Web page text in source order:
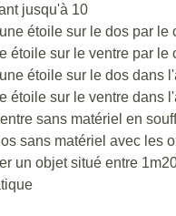
jusqu'à 10
étoile sur le dos par le
étoile sur le ventre par le
étoile sur le dos dans
étoile sur le ventre dans
sans matériel en
sans matériel avec les
un objet situé entre